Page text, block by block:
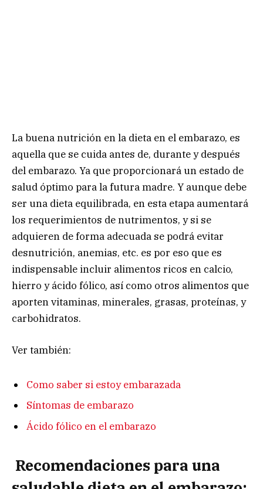
La buena nutrición en la dieta en el embarazo, es
aquella que se cuida antes de, durante y después
del embarazo. Ya que proporcionará un estado de
salud óptimo para la futura madre. Y aunque debe
ser una dieta equilibrada, en esta etapa aumentará
los requerimientos de nutrimentos, y si se
adquieren de forma adecuada se podrá evitar
desnutrición, anemias, etc. es por eso que es
indispensable incluir alimentos ricos en calcio,
hierro y ácido fólico, así como otros alimentos que
aporten vitaminas, minerales, grasas, proteínas, y
carbohidratos.
Ver también:
Como saber si estoy embarazada
Síntomas de embarazo
Ácido fólico en el embarazo
Recomendaciones para una